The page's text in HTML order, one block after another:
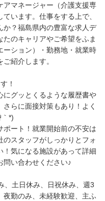
アマネージャー（介護支援専
います。仕事をする上で、
か？福島県内の豊富な求人デ
のキャリアやご希望をふま
ーション）・勤務地・就業時
紹介します。
！
にグッとくるような履歴書や
らに面接対策もあり！よく
*)
ート！就業開始前の不安は
のスタッフがしっかりとフォ
！気になる施設があって詳細
問い合わせください♪
、土日休み、日祝休み、週3
夜勤のみ、未経験歓迎、主ふ